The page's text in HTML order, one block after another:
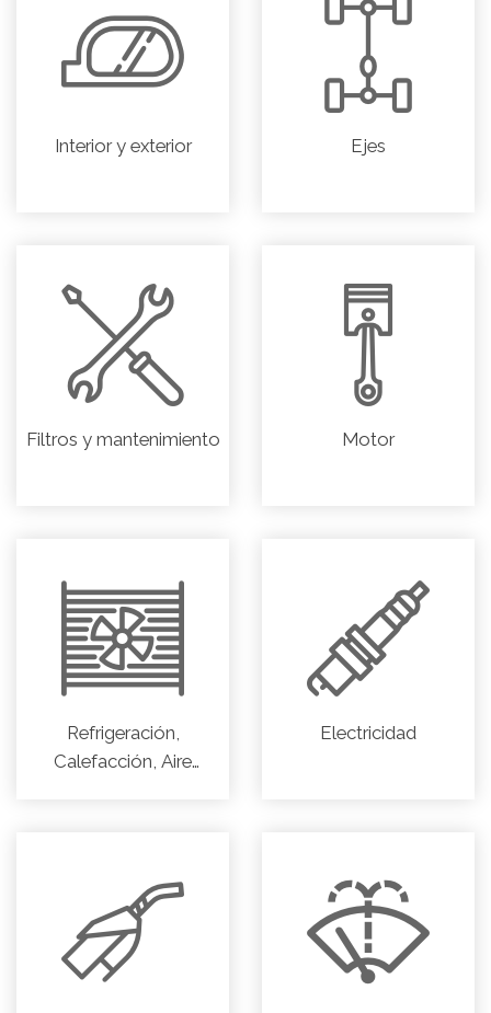
Interior y exterior Ejes
Filtros y mantenimiento Motor
Refrigeración,
Calefacción, Aire
Electricidad